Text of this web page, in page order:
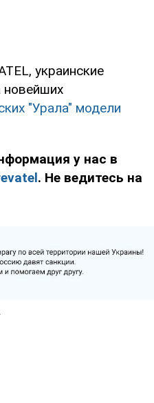
украинские
новейших
"Урала" модели
у нас в
. Не ведитесь на